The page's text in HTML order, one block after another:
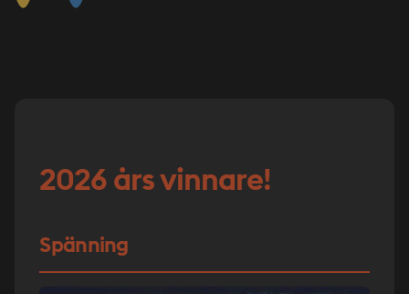
2026 års vinnare!
Spänning